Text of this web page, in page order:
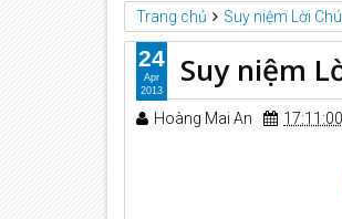
Trang chủ Suy niệm Lời
Suy niệm
Hoàng Mai An 17:11:00
24
Apr
2013